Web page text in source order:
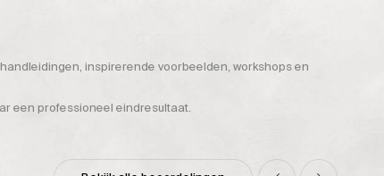
inspirerende voorbeelden, workshops en
een professioneel eindresultaat.